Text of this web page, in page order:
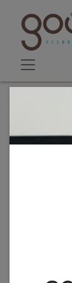
FLORERO